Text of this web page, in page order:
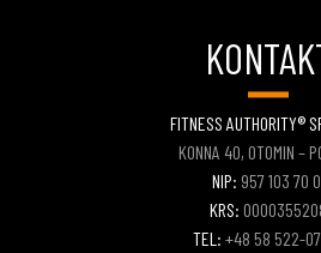
FITNESS AUTHORITY®
KONNA 40, OTOMIN –
NIP: 957 103 70
KRS:
TEL: +48 58 522-